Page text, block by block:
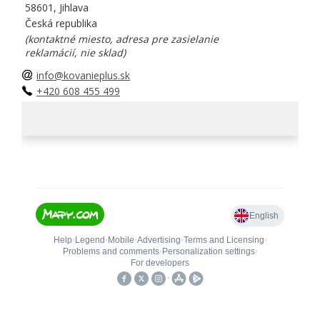
58601, Jihlava
Česká republika
(kontaktné miesto, adresa pre zasielanie
reklamácií, nie sklad)
info@kovanieplus.sk
+420 608 455 499